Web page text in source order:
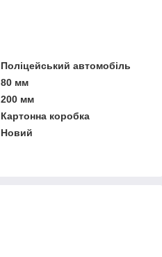
Поліцейський автомобіль
80 мм
200 мм
Картонна коробка
Новий